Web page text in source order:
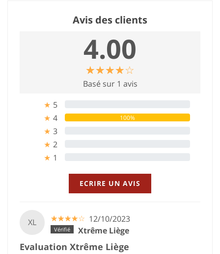
Avis des clients
4.00
☆☆☆☆☆
★★★★★
Basé sur 1 avis
★ 5
★ 4 100%
★ 3
★ 2
★ 1
ECRIRE UN AVIS
XL ☆☆☆☆☆
★★★★★ 12/10/2023
Xtrême Liège
Evaluation Xtrême Liège